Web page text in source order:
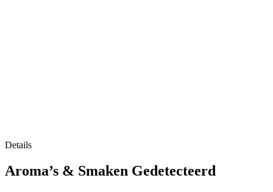
Details
Aroma’s & Smaken Gedetecteerd